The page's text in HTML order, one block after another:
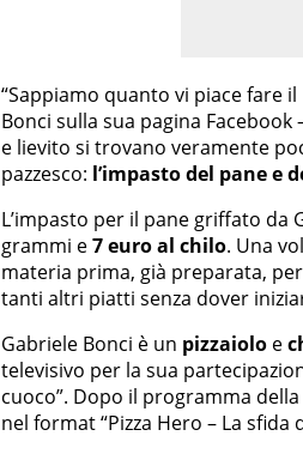
“Sappiamo quanto vi piace fare
Bonci sulla sua pagina
e lievito si trovano veramente
pazzesco: l’impasto del pane e
L’impasto per il pane griffato da
grammi e7 euro al chilo. Una
materia prima, già preparata,
tanti altri piatti senza dover
Gabriele Bonci è un pizzaiolo e
televisivo per la sua
cuoco”. Dopo il programma
nel format “Pizza Hero – La